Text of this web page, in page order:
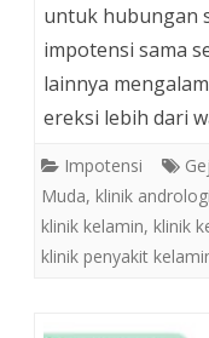
untuk hubungan
impotensi sama
lainnya
ereksi lebih dari
Impotensi
Muda, klinik andrologi
klinik kelamin, klinik
klinik penyakit